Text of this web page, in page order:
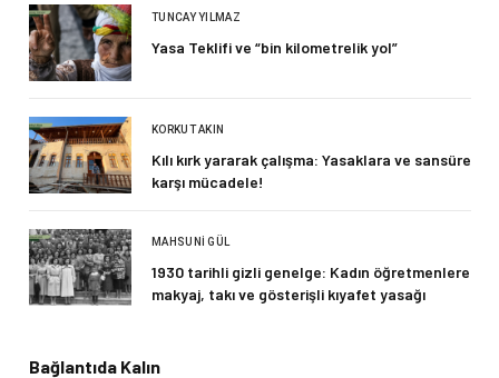
TUNCAY YILMAZ
Yasa Teklifi ve “bin kilometrelik yol”
KORKUT AKIN
Kılı kırk yararak çalışma: Yasaklara ve sansüre
karşı mücadele!
MAHSUNI GÜL
1930 tarihli gizli genelge: Kadın öğretmenlere
makyaj, takı ve gösterişli kıyafet yasağı
Bağlantıda Kalın